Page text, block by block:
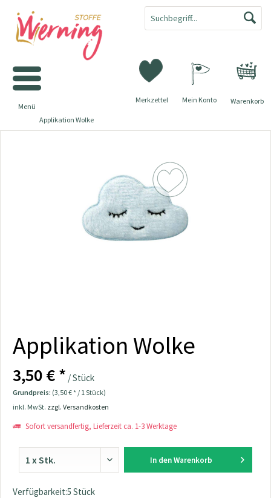
Warenkorb
Merkzettel Mein Konto
Menü
Applikation Wolke
Applikation Wolke
3,50 € * / Stück
Grundpreis: (3,50 € * / 1 Stück)
inkl. MwSt. zzgl. Versandkosten
Sofort versandfertig, Lieferzeit ca. 1-3 Werktage
In den Warenkorb
Verfügbarkeit:5 Stück